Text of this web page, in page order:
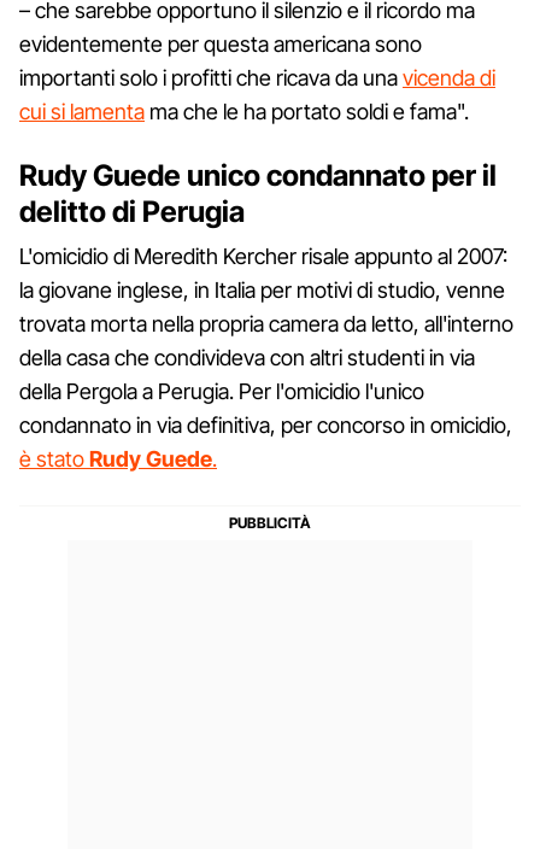
– che sarebbe opportuno il silenzio e il ricordo ma
evidentemente per questa americana sono
importanti solo i profitti che ricava da unavicenda di
cui si lamenta ma che le ha portato soldi e fama".
Rudy Guede unico condannato per il
delitto di Perugia
L'omicidio di Meredith Kercher risale appunto al 2007:
la giovane inglese, in Italia per motivi di studio, venne
trovata morta nella propria camera da letto, all'interno
della casa che condivideva con altri studenti in via
della Pergola a Perugia. Per l'omicidio l'unico
condannato in via definitiva, per concorso in omicidio,
è statoRudy Guede.